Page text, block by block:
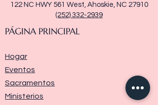
122 NC HWY 561 West, Ahoskie, NC 27910
(252) 332-2939
PÁGINA PRINCIPAL
Hogar
Eventos
Sacramentos
Ministerios